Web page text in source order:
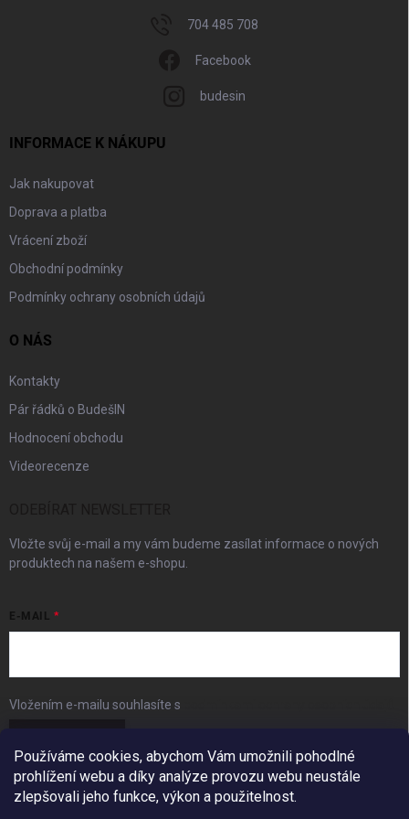
Používáme cookies, abychom Vám umožnili pohodlné
prohlížení webu a díky analýze provozu webu neustále
zlepšovali jeho funkce, výkon a použitelnost.
704 485 708
Facebook
budesin
INFORMACE K NÁKUPU
Jak nakupovat
Doprava a platba
Vrácení zboží
Obchodní podmínky
Podmínky ochrany osobních údajů
O NÁS
Kontakty
Pár řádků o BudešIN
Hodnocení obchodu
Videorecenze
Vložte svůj e-mail a my vám budeme zasílat informace o nových
produktech na našem e-shopu.
E-MAIL
Vložením e-mailu souhlasíte s
FACEBOOK